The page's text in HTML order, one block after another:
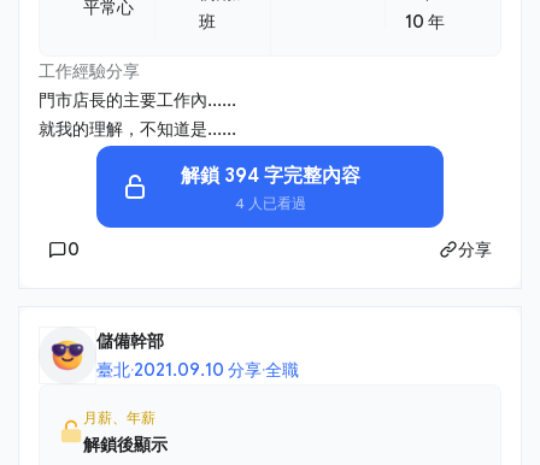
平常心
班
10 年
工作經驗分享
門市店長的主要工作內......
就我的理解，不知道是......
解鎖 394 字完整內容
4 人已看過
0 分享
儲備幹部
臺北·2021.09.10 分享·全職
月薪、年薪
解鎖後顯示